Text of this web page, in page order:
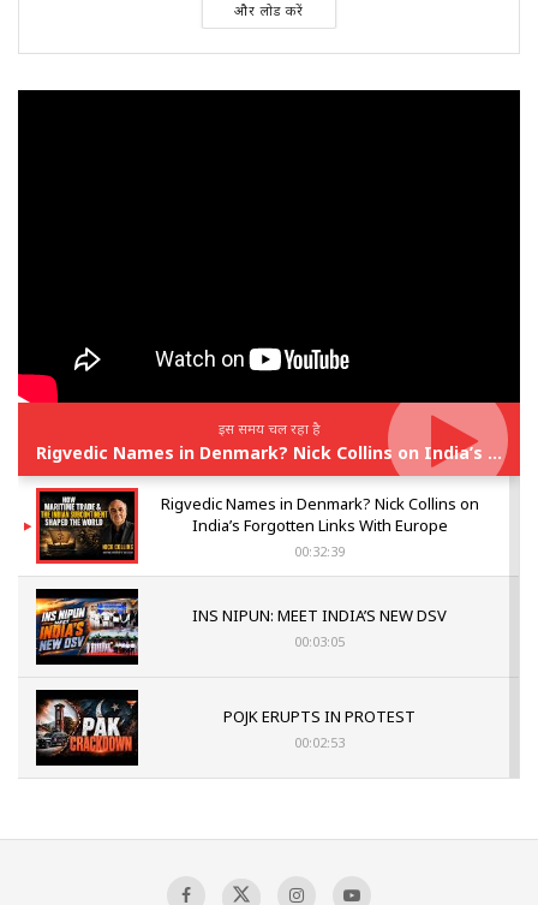
और लोड करें
इस समय चल रहा है
Rigvedic Names in Denmark? Nick Collins on India’s Forgotten Links With Europe
Rigvedic Names in Denmark? Nick Collins on
India’s Forgotten Links With Europe
00:32:39
INS NIPUN: MEET INDIA’S NEW DSV
00:03:05
POJK ERUPTS IN PROTEST
00:02:53
Sagar